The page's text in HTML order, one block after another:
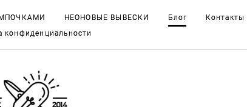
НЕОНОВЫЕ ВЫВЕСКИ Блог
Контакты
конфиденциальности
НЕОНОВЫЕ ВЫВЕСКИ Блог
Контакты
конфиденциальности